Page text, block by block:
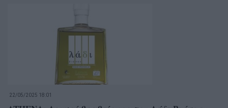
22/05/2025 18:01